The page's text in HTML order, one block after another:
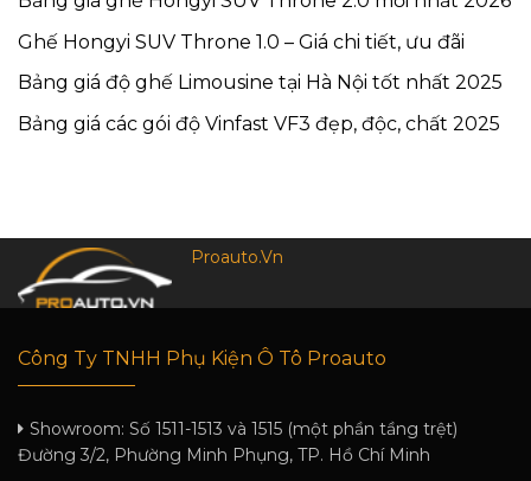
Ghế Hongyi SUV Throne 1.0 – Giá chi tiết, ưu đãi
Bảng giá độ ghế Limousine tại Hà Nội tốt nhất 2025
Bảng giá các gói độ Vinfast VF3 đẹp, độc, chất 2025
Proauto.Vn
Công Ty TNHH Phụ Kiện Ô Tô Proauto
Showroom: Số 1511-1513 và 1515 (một phần tầng trệt)
Đường 3/2, Phường Minh Phụng, TP. Hồ Chí Minh